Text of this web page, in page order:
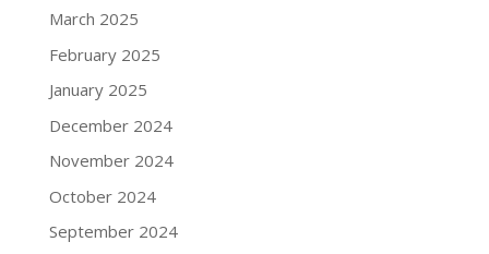
March 2025
February 2025
January 2025
December 2024
November 2024
October 2024
September 2024